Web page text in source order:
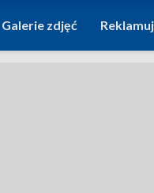
Galerie zdjęć